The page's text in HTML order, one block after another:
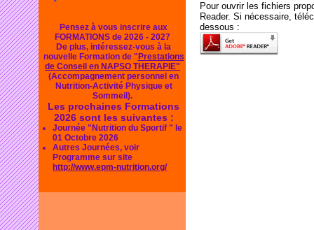
Pensez à vous inscrire aux
FORMATIONS de 2026 - 2027
De plus, intéressez-vous à la
nouvelle Formation de " Prestations
de Conseil en NAPSO THERAPIE"
(Accompagnement personnel en
Nutrition-Activité Physique et
Sommeil).
Les prochaines Formations
2026 sont les suivantes :
Journée "Nutrition du Sportif " le
01 Octobre 2026
Autres Journées, voir
Programme sur site
http://www.epm-nutrition.org/
Pour ouvrir les fichiers
Reader. Si nécessaire,
dessous :